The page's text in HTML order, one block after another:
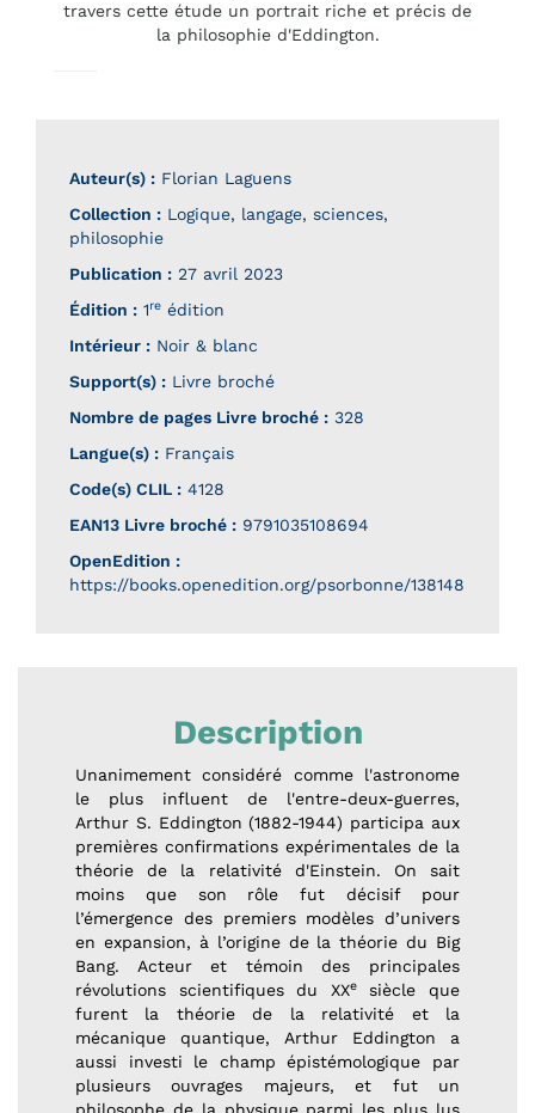
travers cette étude un portrait riche et précis de
la philosophie d'Eddington.
Auteur(s) : Florian Laguens
Collection : Logique, langage, sciences,
philosophie
Publication : 27 avril 2023
Édition : 1re édition
Intérieur : Noir & blanc
Support(s) : Livre broché
Nombre de pages Livre broché : 328
Langue(s) : Français
Code(s) CLIL : 4128
EAN13 Livre broché : 9791035108694
OpenEdition :
https://books.openedition.org/psorbonne/138148
Description
Unanimement considéré comme l'astronome
le plus influent de l'entre-deux-guerres,
Arthur S. Eddington (1882-1944) participa aux
premières confirmations expérimentales de la
théorie de la relativité d'Einstein. On sait
moins que son rôle fut décisif pour
l’émergence des premiers modèles d’univers
en expansion, à l’origine de la théorie du Big
Bang. Acteur et témoin des principales
révolutions scientifiques du XXesiècle que
furent la théorie de la relativité et la
mécanique quantique, Arthur Eddington a
aussi investi le champ épistémologique par
plusieurs ouvrages majeurs, et fut un